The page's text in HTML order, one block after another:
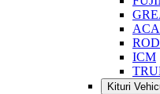
ICM
Kituri